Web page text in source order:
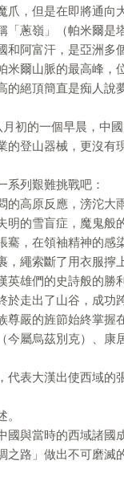
，但是在即將通向
蔥嶺」（帕米爾是
阿富汗，是亞洲多
米爾山脈的最高峰
的絕頂簡直是痴人
初的一個早晨，中
的登山器械，更沒
系列艱難挑戰吧：
的高原反應，滂沱
明的雪盲症，魔鬼般
騫，在領袖精神的
，繩索斷了用衣服
雄們的史詩般的勝利
於走出了山谷，成
嚴的旌節始終掌握
今屬烏茲別克）、
代表大漢出使西域
國與當時的西域諸
路」做出不可磨滅